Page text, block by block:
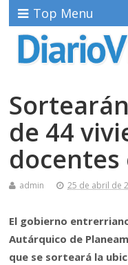
Top Menu
de 44
docentes
admin 25 de abril de
El gobierno
Autárquico de
que se sorteará la